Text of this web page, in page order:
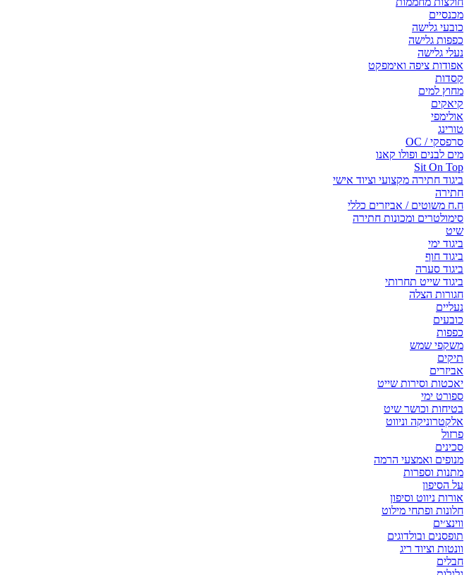
מכנסיים
כובעי גלישה
כפפות גלישה
נעלי גלישה
אפודות ציפה ואימפקט
קסדות
מחוץ למים
קיאקים
אולימפי
טורינג
סרפסקי / OC
מים לבנים ופולו קאנו
Sit On Top
ביגוד חתירה מקצועי וציוד אישי
חתירה
ח.ח משוטים / אביזרים כללי
סימולטרים ומכונות חתירה
שיט
ביגוד ימי
ביגוד חוף
ביגוד סערה
ביגוד שייט תחרותי
חגורות הצלה
נעליים
כובעים
כפפות
משקפי שמש
תיקים
אביזרים
יאכטות וסירות שייט
ספורט ימי
בטיחות וכושר שיט
אלקטרוניקה וניווט
פרזול
סכינים
מנופים ואמצעי הרמה
מתנות וספרות
על הסיפון
אורות ניווט וסיפון
חלונות ופתחי מילוט
ווינצ׳ים
תופסנים ובולדוגים
וונטות וציוד ריג
חבלים